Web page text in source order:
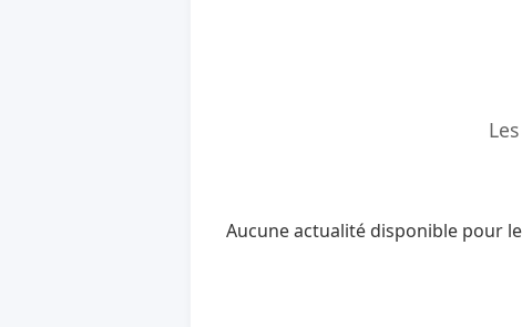
Aucune actualité disponible pour